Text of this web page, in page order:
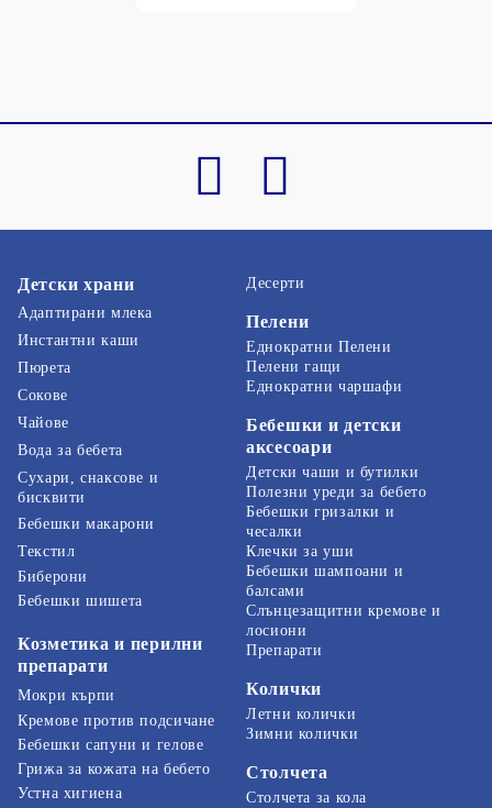
Детски храни
Адаптирани млека
Инстантни каши
Пюрета
Сокове
Чайове
Вода за бебета
Сухари, снаксове и
бисквити
Бебешки макарони
Десерти
Пелени
Еднократни Пелени
Пелени гащи
Еднократни чаршафи
Бебешки и детски
аксесоари
Детски чаши и бутилки
Полезни уреди за бебето
Бебешки гризалки и
чесалки
Текстил
Биберони
Бебешки шишета
Козметика и перилни
препарати
Мокри кърпи
Кремове против подсичане
Бебешки сапуни и гелове
Грижа за кожата на бебето
Устна хигиена
Клечки за уши
Бебешки шампоани и
балсами
Слънцезащитни кремове и
лосиони
Препарати
Колички
Летни колички
Зимни колички
Столчета
Столчета за кола